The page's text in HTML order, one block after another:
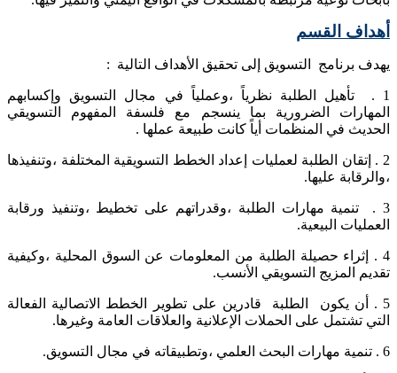
أهداف القسم
يهدف برنامج التسويق إلى تحقيق الأهداف التالية :
1 . تأهيل الطلبة نظرياً ،وعملياً في مجال التسويق وإكسابهم
المهارات الضرورية بما ينسجم مع فلسفة المفهوم التسويقي
الحديث في المنظمات أياً كانت طبيعة عملها .
2 . إتقان الطلبة لعمليات إعداد الخطط التسويقية المختلفة ،وتنفيذها
،والرقابة عليها.
3 . تنمية مهارات الطلبة ،وقدراتهم على تخطيط ،وتنفيذ ورقابة
العمليات البيعية.
4 . إثراء حصيلة الطلبة من المعلومات عن السوق المحلية ،وكيفية
تقديم المزيج التسويقي الأنسب.
5 . أن يكون الطلبة قادرين على تطوير الخطط الاتصالية الفعالة
التي تشتمل على الحملات الإعلانية والعلاقات العامة وغيرها.
6 . تنمية مهارات البحث العلمي ،وتطبيقاته في مجال التسويق.